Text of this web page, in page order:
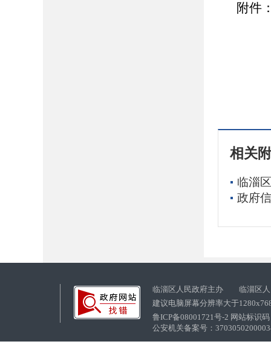
附件
相关
临淄
政府
临淄区人民政府主办 临淄区人
建议电脑屏幕分辨率大于
鲁ICP备08001721号-2 网站标识
公安机关备案号：